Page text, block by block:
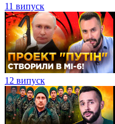
11 випуск
12 випуск